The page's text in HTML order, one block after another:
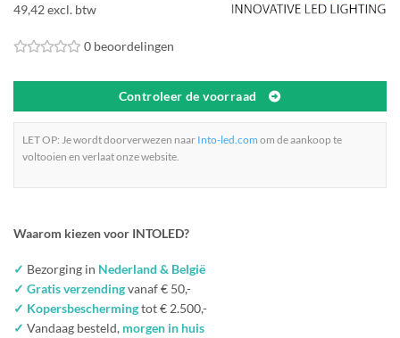
49,42 excl. btw
0 beoordelingen
Controleer de voorraad
LET OP: Je wordt doorverwezen naar Into-led.com om de aankoop te
voltooien en verlaat onze website.
Waarom kiezen voor INTOLED?
✓ Bezorging in Nederland & België
✓ Gratis verzendingvanaf € 50,-
✓ Kopersbeschermingtot € 2.500,-
✓ Vandaag besteld, morgen in huis